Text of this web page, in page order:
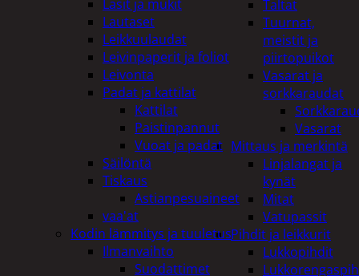
Taltat
Tuurnat,
meistit ja
piirtopuikot
Vasarat ja
sorkkaraudat
Vasarat
Mittaus ja merkintä
Linjalangat ja
kynät
Mitat
Vatupassit
Pihdit ja leikkurit
Lukkopihdit
Lasit ja mukit
Lautaset
Leikkuulaudat
Leivinpaperit ja foliot
Leivonta
Padat ja kattilat
Kattilat
Paistinpannut
Vuoat ja padat
Säilöntä
Tiskaus
Astianpesuaineet
vaa'at
Kodin lämmitys ja tuuletus
Ilmanvaihto
Suodattimet